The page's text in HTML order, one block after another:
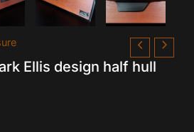
Ellis design half hull